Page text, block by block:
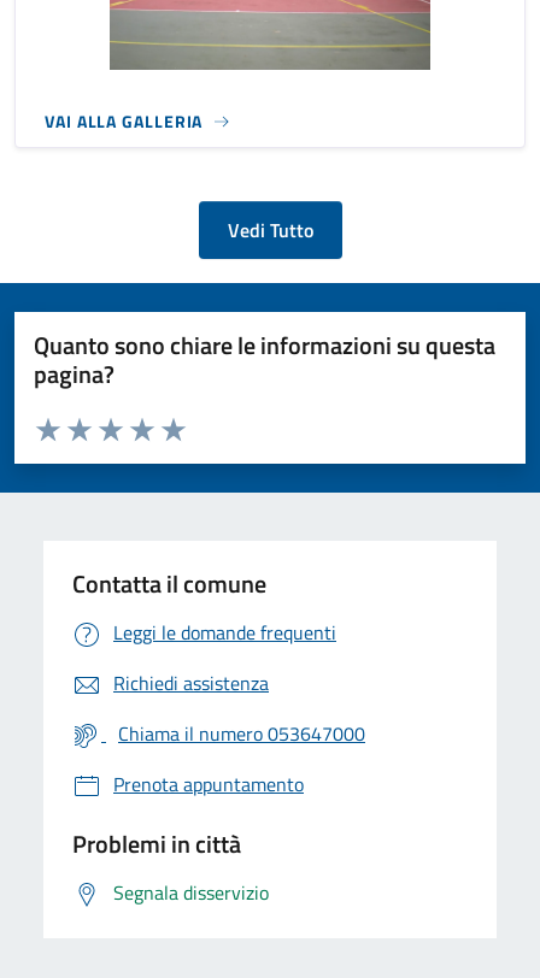
VAI ALLA GALLERIA
Vedi Tutto
Quanto sono chiare le informazioni su questa
pagina?
Valuta da 1 a 5 stelle la pagina
Valuta 5 stelle su 5
Valuta 4 stelle su 5
Valuta 3 stelle su 5
Valuta 2 stelle su 5
Valuta 1 stelle su 5
Contatta il comune
Leggi le domande frequenti
Richiedi assistenza
Chiama il numero 053647000
Prenota appuntamento
Problemi in città
Segnala disservizio